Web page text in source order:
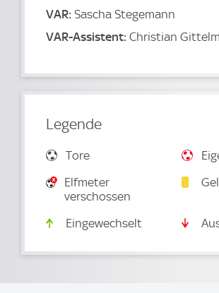
VAR: Sascha Stegemann
VAR-Assistent: Christian
Legende
Tore
Elfmeter
verschossen
Eingewechselt